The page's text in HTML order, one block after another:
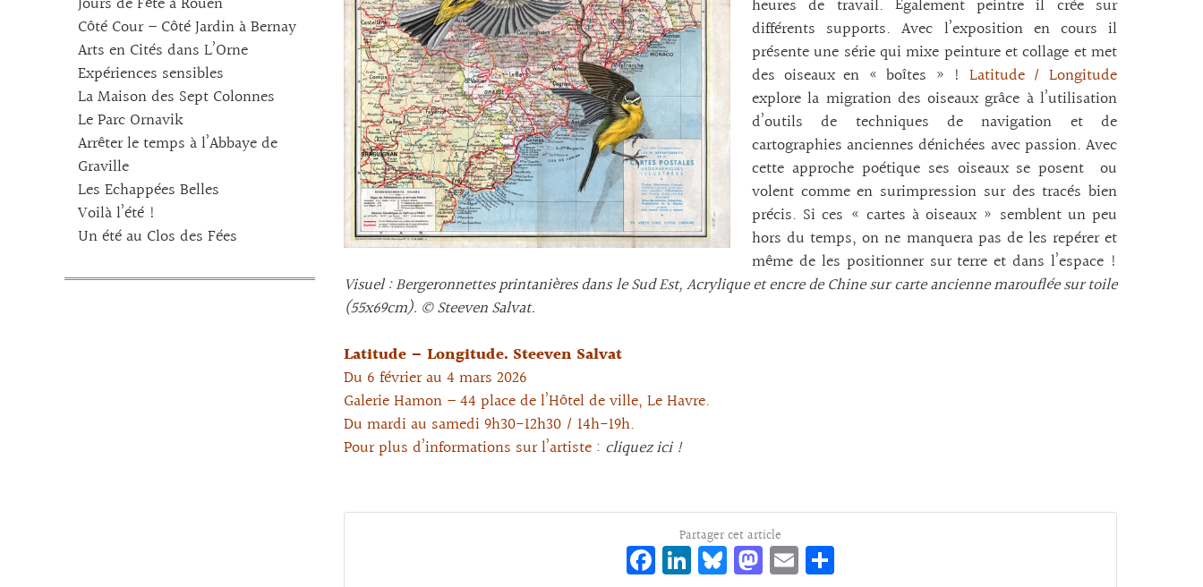
Côté Cour – Côté Jardin à Bernay
Arts en Cités dans L’Orne
Expériences sensibles
La Maison des Sept Colonnes
Le Parc Ornavik
Arrêter le temps à l’Abbaye de
Graville
Les Echappées Belles
Voilà l’été !
Un été au Clos des Fées
heures de travail. Également peintre il crée sur
différents supports. Avec l’exposition en cours il
présente une série qui mixe peinture et collage et met
des oiseaux en « boîtes » ! Latitude / Longitude
explore la migration des oiseaux grâce à l’utilisation
d’outils de techniques de navigation et de
cartographies anciennes dénichées avec passion. Avec
cette approche poétique ses oiseaux se posent ou
volent comme en surimpression sur des tracés bien
précis. Si ces « cartes à oiseaux » semblent un peu
hors du temps, on ne manquera pas de les repérer et
même de les positionner sur terre et dans l’espace !
Visuel : Bergeronnettes printanières dans le Sud Est, Acrylique et encre de Chine sur carte ancienne marouflée sur toile
(55x69cm). © Steeven Salvat.
Latitude – Longitude. Steeven Salvat
Du 6 février au 4 mars 2026
Galerie Hamon – 44 place de l’Hôtel de ville, Le Havre.
Du mardi au samedi 9h30-12h30 / 14h-19h.
Pour plus d’informations sur l’artiste : cliquez ici !
Partager cet article
Fa Li Bl M E